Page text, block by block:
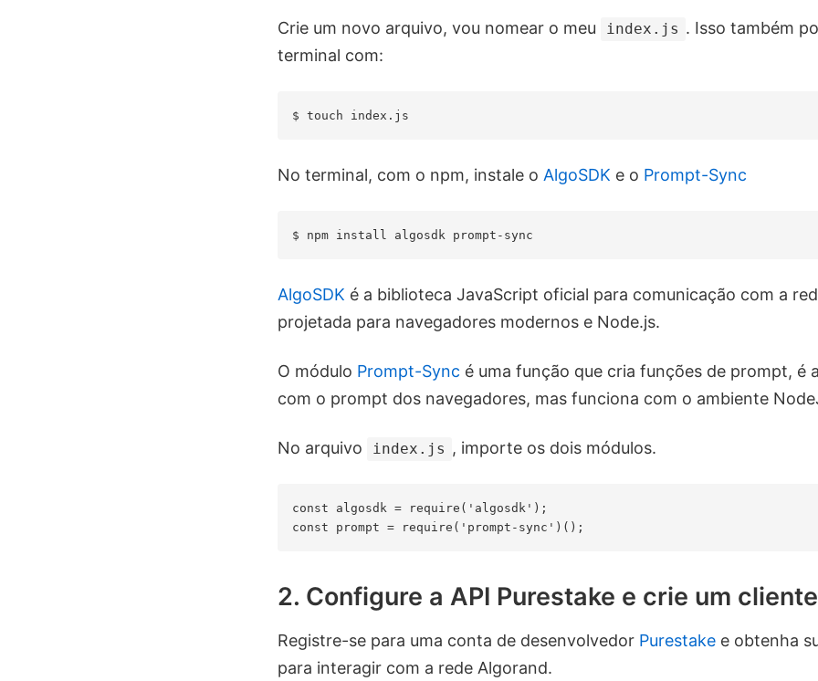
Crie um novo arquivo, vou nomear o meu index.js . Isso também
terminal com:
No terminal, com o npm, instale o AlgoSDK e o Prompt-Sync
AlgoSDK é a biblioteca JavaScript oficial para comunicação com a
projetada para navegadores modernos e Node.js.
O módulo Prompt-Sync é uma função que cria funções de prompt, é
com o prompt dos navegadores, mas funciona com o ambiente
No arquivo index.js , importe os dois módulos.
const algosdk = require('algosdk');
2. Configure a API Purestake e crie um cliente
Registre-se para uma conta de desenvolvedor Purestake e obtenha
para interagir com a rede Algorand.